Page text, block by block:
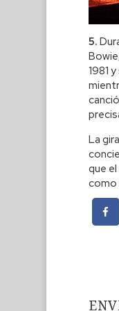
5.
1981
La
que
como